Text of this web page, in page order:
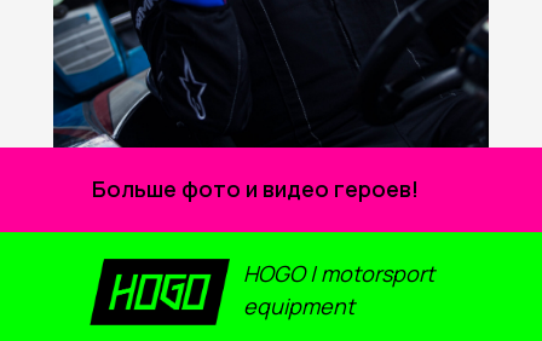
Больше фото и видео героев!
HOGO | motorsport
equipment